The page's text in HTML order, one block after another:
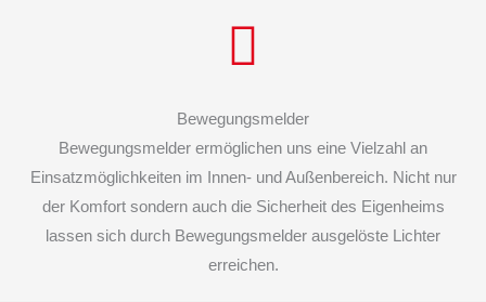
Bewegungsmelder
Bewegungsmelder ermöglichen uns eine Vielzahl an
Einsatzmöglichkeiten im Innen- und Außenbereich. Nicht nur
der Komfort sondern auch die Sicherheit des Eigenheims
lassen sich durch Bewegungsmelder ausgelöste Lichter
erreichen.